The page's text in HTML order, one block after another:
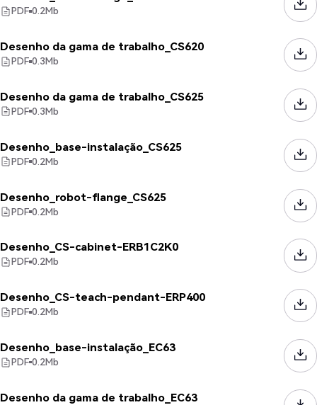
PDF 0.2Mb
Desenho da gama de trabalho_CS620
PDF 0.3Mb
Desenho da gama de trabalho_CS625
PDF 0.3Mb
Desenho_base-instalação_CS625
PDF 0.2Mb
Desenho_robot-flange_CS625
PDF 0.2Mb
Desenho_CS-cabinet-ERB1C2K0
PDF 0.2Mb
Desenho_CS-teach-pendant-ERP400
PDF 0.2Mb
Desenho_base-instalação_EC63
PDF 0.2Mb
Desenho da gama de trabalho_EC63